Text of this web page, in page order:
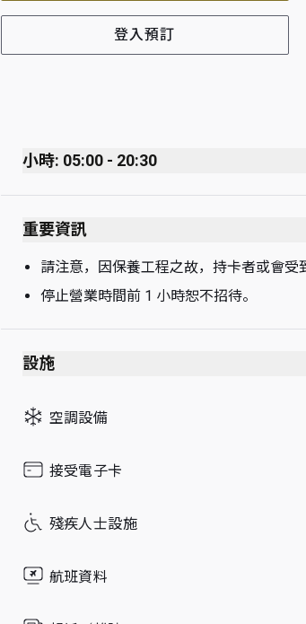
登入預訂
小時: 05:00 - 20:30
Monday
Tuesday
Wednesday
Thursday
Friday
Saturday
25 December
重要資訊
請注意，因保養工程之故，持卡者或會
停止營業時間前 1 小時恕不招待。
設施
空調設備
接受電子卡
殘疾人士設施
航班資料